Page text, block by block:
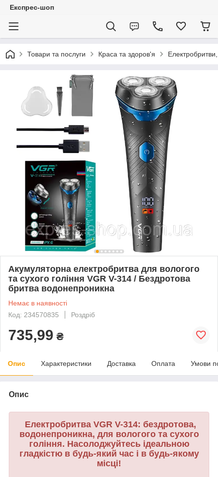
Експрес-шоп
Товари та послуги Краса та здоров'я
Акумуляторна електробритва для вологого
та сухого гоління VGR V-314 / Бездротова
бритва водонепроникна
Немає в наявності
Код: 234570835
Роздріб
735,99 ₴
Опис Характеристики Доставка Оплата Умови
Опис
Електробритва VGR V-314: бездротова,
водонепроникна, для вологого та сухого
гоління. Насолоджуйтесь ідеальною
гладкістю в будь-який час і в будь-якому
місці!